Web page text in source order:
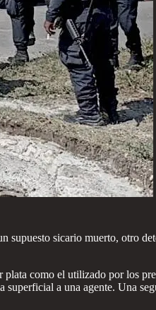
sicario muerto, otro
como el utilizado por los
a una agente. Una